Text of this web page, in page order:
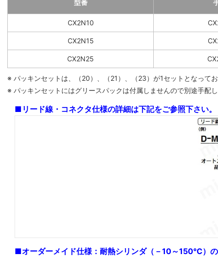
型番
CX2N10
CX2N15
CX2N25
※ パッキンセットは、（20）、（21）、（23）が1セットとなって
※ パッキンセットにはグリースパックは付属しませんので別途手配
■リード線・コネクタ仕様の詳細は下記をご参照下さい。
■オーダーメイド仕様：耐熱シリンダ（－10～150°C）